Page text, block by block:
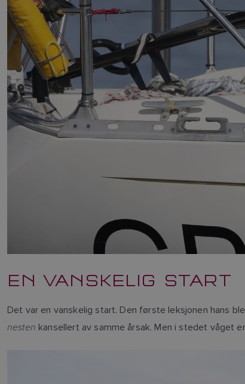
EN VANSKELIG START
Det var en vanskelig start. Den første leksjonen hans
nesten kansellert av samme årsak. Men i stedet våget